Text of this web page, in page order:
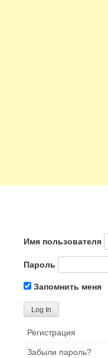
Имя пользователя
Пароль
Запомнить меня
Регистрация
Забыли пароль?